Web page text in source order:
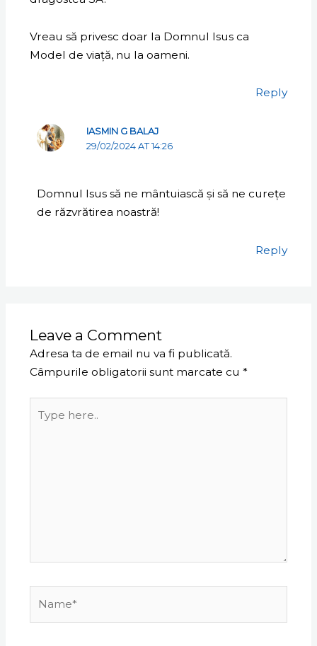
Vreau să privesc doar la Domnul Isus ca
Model de viață, nu la oameni.
Reply
IASMIN G BALAJ
29/02/2024 AT 14:26
Domnul Isus să ne mântuiască și să ne curețe
de răzvrătirea noastră!
Reply
Leave a Comment
Adresa ta de email nu va fi publicată.
Câmpurile obligatorii sunt marcate cu *
here..